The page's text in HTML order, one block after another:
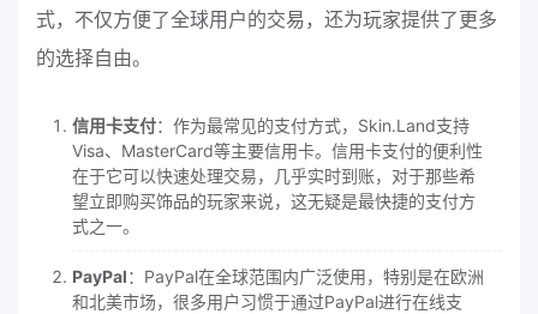
式，不仅方便了全球用户的交易，还为玩家提供了更多
的选择自由。
信用卡支付：作为最常见的支付方式，Skin.Land支持
Visa、MasterCard等主要信用卡。信用卡支付的便利性
在于它可以快速处理交易，几乎实时到账，对于那些希
望立即购买饰品的玩家来说，这无疑是最快捷的支付方
式之一。
PayPal：PayPal在全球范围内广泛使用，特别是在欧洲
和北美市场，很多用户习惯于通过PayPal进行在线支